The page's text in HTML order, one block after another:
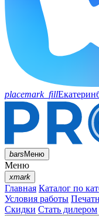
placemark_fill
barsМеню
Меню
xmark
Главная Каталог по
Условия работы
Скидки Стать дилером